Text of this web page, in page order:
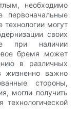
необходимо
первоначальные
могут
своих
при наличии
бремя может
в различных
жизненно важно
стороны,
могли получить